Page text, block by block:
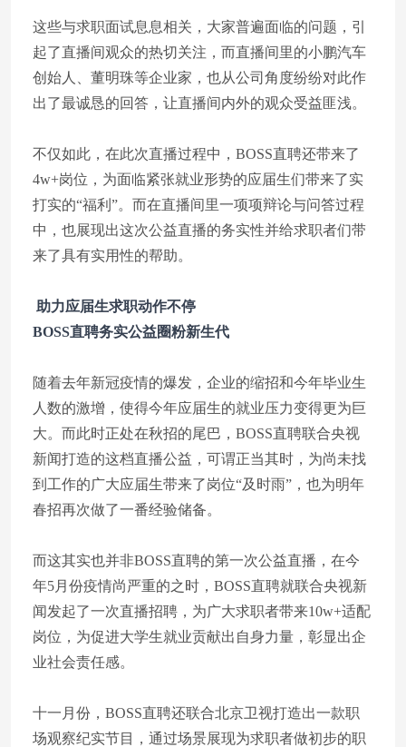
这些与求职面试息息相关，大家普遍面临的问题，引
起了直播间观众的热切关注，而直播间里的小鹏汽车
创始人、董明珠等企业家，也从公司角度纷纷对此作
出了最诚恳的回答，让直播间内外的观众受益匪浅。
不仅如此，在此次直播过程中，BOSS直聘还带来了
4w+岗位，为面临紧张就业形势的应届生们带来了实
打实的“福利”。而在直播间里一项项辩论与问答过程
中，也展现出这次公益直播的务实性并给求职者们带
来了具有实用性的帮助。
助力应届生求职动作不停
BOSS直聘务实公益圈粉新生代
随着去年新冠疫情的爆发，企业的缩招和今年毕业生
人数的激增，使得今年应届生的就业压力变得更为巨
大。而此时正处在秋招的尾巴，BOSS直聘联合央视
新闻打造的这档直播公益，可谓正当其时，为尚未找
到工作的广大应届生带来了岗位“及时雨”，也为明年
春招再次做了一番经验储备。
而这其实也并非BOSS直聘的第一次公益直播，在今
年5月份疫情尚严重的之时，BOSS直聘就联合央视新
闻发起了一次直播招聘，为广大求职者带来10w+适配
岗位，为促进大学生就业贡献出自身力量，彰显出企
业社会责任感。
十一月份，BOSS直聘还联合北京卫视打造出一款职
场观察纪实节目，通过场景展现为求职者做初步的职